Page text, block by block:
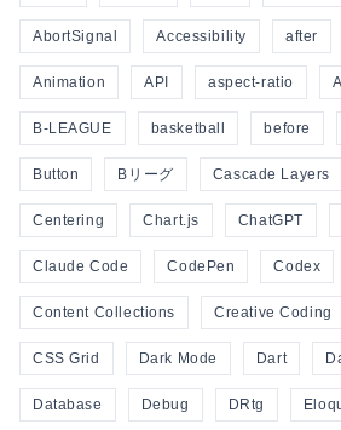
AbortSignal Accessibility after
Animation API aspect-ratio
B-LEAGUE basketball before
Button Bリーグ Cascade Layers
Centering Chart.js ChatGPT
Claude Code CodePen Codex
Content Collections Creative Coding
CSS Grid Dark Mode Dart
Database Debug DRtg